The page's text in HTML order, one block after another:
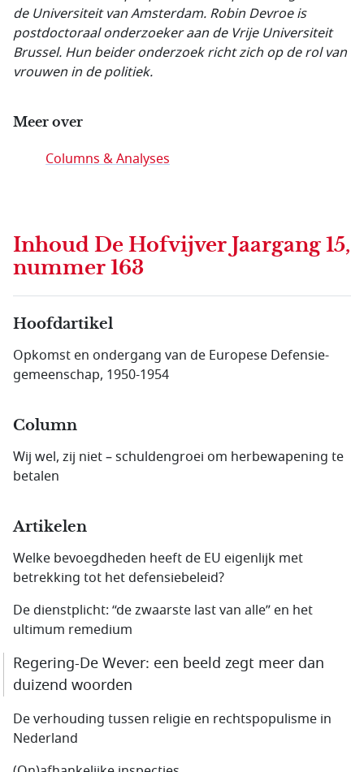
de Universiteit vanAmsterdam. Robin Devroe is
postdoctoraal onderzoeker aan de Vrije Universiteit
Brussel. Hun beider onderzoek richt zich op de rol van
vrouwen in de politiek.
Meer over
Columns & Analyses
Inhoud De Hofvijver Jaargang 15,
nummer 163
Hoofdartikel
Opkomst en ondergang van de Europese Defensie­
gemeen­schap, 1950-1954
Column
Wij wel, zij niet – schuldengroei om herbewapening te
betalen
Artikelen
Welke bevoegdheden heeft de EU eigenlijk met
betrekking tot het defensiebeleid?
De dienstplicht: “de zwaarste last van alle” en het
ultimum remedium
Regering-De Wever: een beeld zegt meer dan
duizend woorden
De verhouding tussen religie en rechtspopulisme in
Nederland